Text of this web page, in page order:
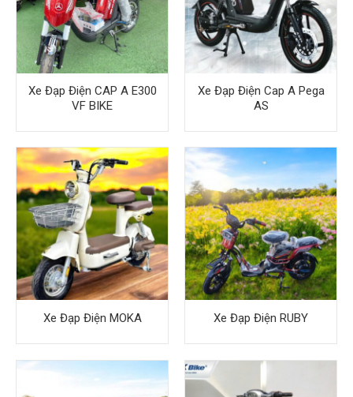
Xe Đạp Điện CAP A E300
VF BIKE
Xe Đạp Điện Cap A Pega
AS
Xe Đạp Điện MOKA Xe Đạp Điện RUBY